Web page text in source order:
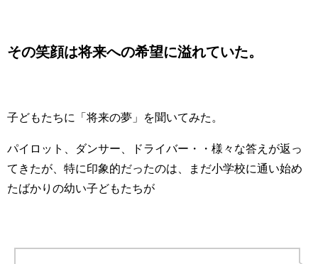
その笑顔は将来への希望に溢れていた。
子どもたちに「将来の夢」を聞いてみた。
パイロット、ダンサー、ドライバー・・様々な答えが返っ
てきたが、特に印象的だったのは、まだ小学校に通い始め
たばかりの幼い子どもたちが